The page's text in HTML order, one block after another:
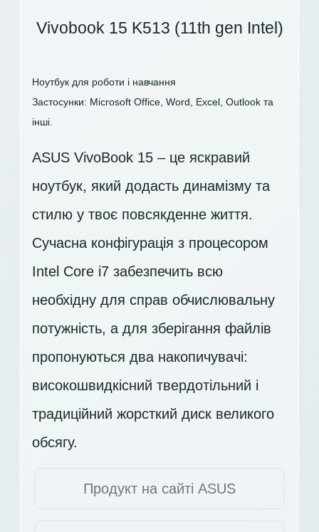
Vivobook 15 K513 (11th gen Intel)
Ноутбук для роботи і навчання
Застосунки: Microsoft Office, Word, Excel, Outlook та
інші.
ASUS VivoBook 15 – це яскравий
ноутбук, який додасть динамізму та
стилю у твоє повсякденне життя.
Сучасна конфігурація з процесором
Intel Core i7 забезпечить всю
необхідну для справ обчислювальну
потужність, а для зберігання файлів
пропонуються два накопичувачі:
високошвидкісний твердотільний і
традиційний жорсткий диск великого
обсягу.
Продукт на сайті ASUS